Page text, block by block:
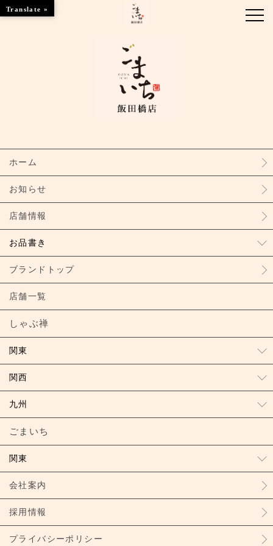
お知らせ
お品書き
ブランドトップ
店舗情報
ホーム
お知らせ
店舗情報
お品書き
ブランドトップ
店舗一覧
しゃぶ禅
関東
関西
九州
ごまいち
関東
会社案内
採用情報
プライバシーポリシー
Translate »